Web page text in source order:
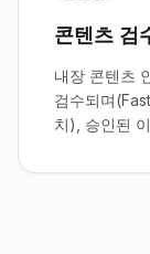
콘텐츠 검
내장 콘텐츠
검수되며
치), 승인된